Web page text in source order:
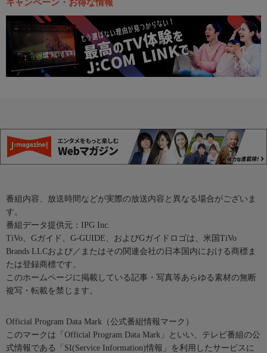
キャンペーン・お得な情報
番組内容、放送時間などが実際の放送内容と異なる場合がございま
す。
番組データ提供元：IPG Inc.
TiVo、Gガイド、G-GUIDE、およびGガイドロゴは、米国TiVo
Brands LLCおよび／またはその関連会社の日本国内における商標ま
たは登録商標です。
このホームページに掲載している記事・写真等あらゆる素材の無断
複写・転載を禁じます。
Official Program Data Mark（公式番組情報マーク）
このマークは「Official Program Data Mark」といい、テレビ番組の公
式情報である「SI(Service Information)情報」を利用したサービスに